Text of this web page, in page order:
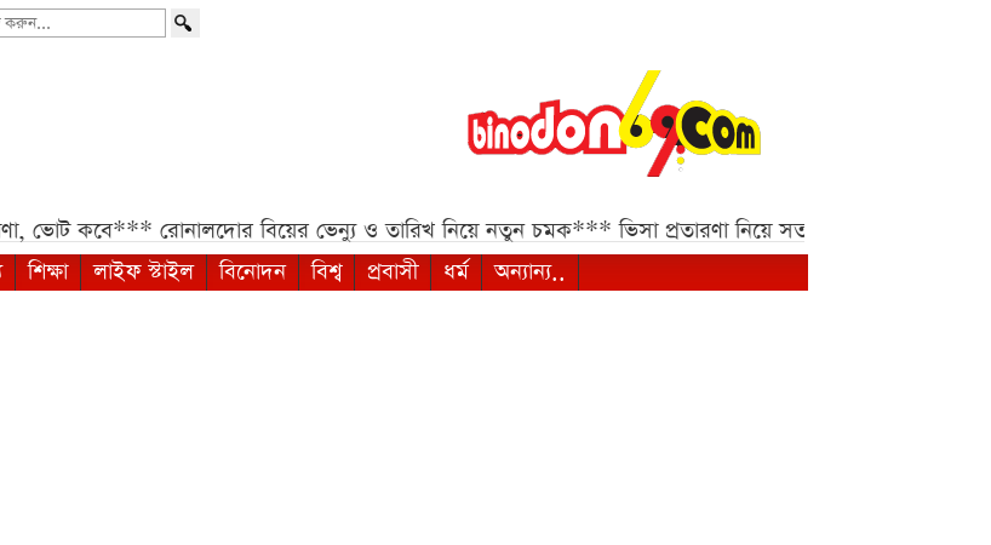
রোনালদোর বিয়ের ভেন্যু ও তারিখ নিয়ে নতুন চমক*** ভিসা প্রতারণা নিয়ে সতর্কবার্তা ভারতীয় হাইকমিশনের***
শিক্ষা লাইফ স্টাইল বিনোদন বিশ্ব প্রবাসী ধর্ম অন্যান্য..